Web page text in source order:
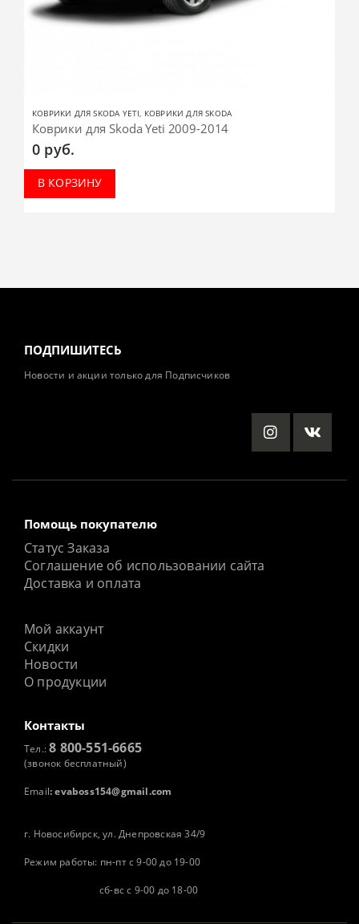
КОВРИКИ ДЛЯ SKODA YETI, КОВРИКИ ДЛЯ SKODA
Коврики для Skoda Yeti 2009-2014
0 руб.
В КОРЗИНУ
ПОДПИШИТЕСЬ
Новости и акции только для Подписчиков
Помощь покупателю
Статус Заказа
Соглашение об использовании сайта
Доставка и оплата
Мой аккаунт
Скидки
Новости
О продукции
Контакты
Тел.:8 800-551-6665
(звонок бесплатный)
Email: evaboss154@gmail.com
г. Новосибирск, ул. Днепровская 34/9
Режим работы: пн-пт с 9-00 до 19-00
сб-вс с 9-00 до 18-00